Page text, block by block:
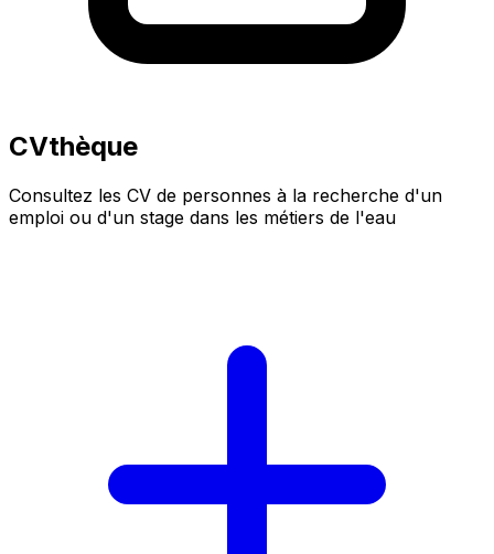
CVthèque
Consultez les CV de personnes à la recherche d'un
emploi ou d'un stage dans les métiers de l'eau